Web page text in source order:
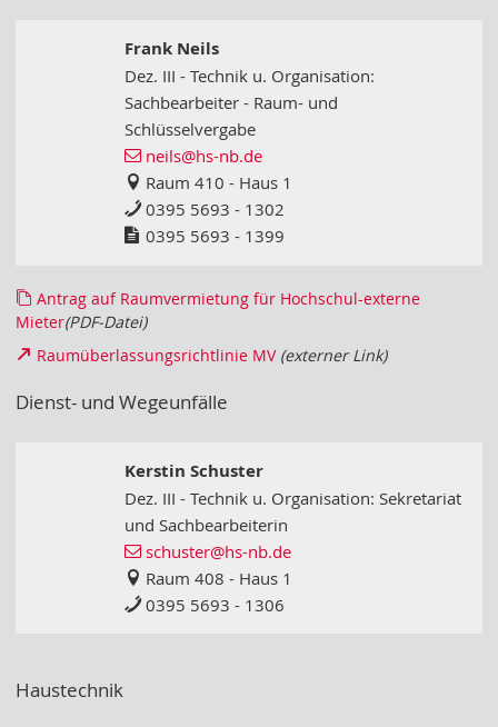
Frank Neils
Dez. III - Technik u. Organisation:
Sachbearbeiter - Raum- und
Schlüsselvergabe
neils@hs-nb.de
Raum 410 - Haus 1
0395 5693 - 1302
0395 5693 - 1399
Antrag auf Raumvermietung für Hochschul-externe
Mieter(PDF-Datei)
Raumüberlassungsrichtlinie MV (externer Link)
Dienst- und Wegeunfälle
Kerstin Schuster
Dez. III - Technik u. Organisation: Sekretariat
und Sachbearbeiterin
schuster@hs-nb.de
Raum 408 - Haus 1
0395 5693 - 1306
Haustechnik